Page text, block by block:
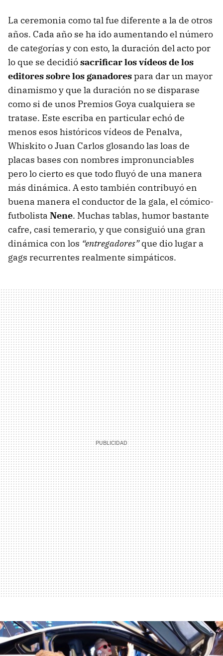
La ceremonia como tal fue diferente a la de otros
años. Cada año se ha ido aumentando el número
de categorías y con esto, la duración del acto por
lo que se decidiósacrificar los vídeos de los
editores sobre los ganadorespara dar un mayor
dinamismo y que la duración no se disparase
como si de unos Premios Goya cualquiera se
tratase. Este escriba en particular echó de
menos esos históricos vídeos de Penalva,
Whiskito o Juan Carlos glosando las loas de
placas bases con nombres impronunciables
pero lo cierto es que todo fluyó de una manera
más dinámica. A esto también contribuyó en
buena manera el conductor de la gala, el cómico-
futbolista Nene. Muchas tablas, humor bastante
cafre, casi temerario, y que consiguió una gran
dinámica con los “entregadores”que dio lugar a
gags recurrentes realmente simpáticos.